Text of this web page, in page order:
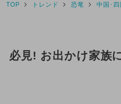
TOP トレンド 恐竜 中国･四
必見! お出かけ家族